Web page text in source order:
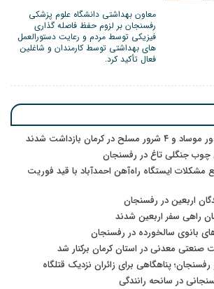
معاون بهداشتی دانشگاه علوم پزشکی
رفسنجان بر لزوم حفظ فاصله گذاری
فیزیکی توسط مردم و رعایت دستورالعمل
های بهداشتی توسط کارمندان و شاغلین
فعال تأکید کرد.
جنگلی تاغ در رفسنجان
مشکلات ایستگاه راه‌آهن احمدآباد با قید فوریت
اربعین در رفسنجان
بانوی سالخورده در رفسنجان
معدنی در استان کرمان برکنار شد
پناهگاهی برای زائران نزدیک قتلگاه